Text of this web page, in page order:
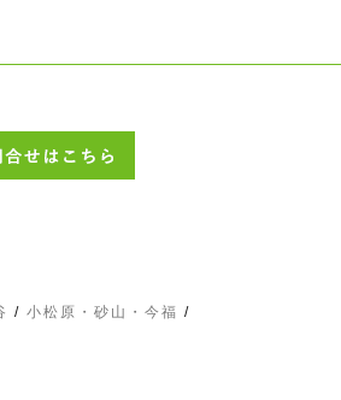
/ 小松原・砂山・今福 /